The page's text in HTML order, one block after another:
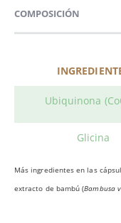
COMPOSICIÓN
Ubiquinona
Glicina
Más ingredientes en las
extracto de bambú (Bambusa